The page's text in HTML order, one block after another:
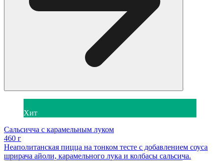
Хит
Сальсичча с карамельным луком
460 г
Неаполитанская пицца на тонком тесте с добавлением соуса
шрирача айоли, карамельного лука и колбасы сальсича.